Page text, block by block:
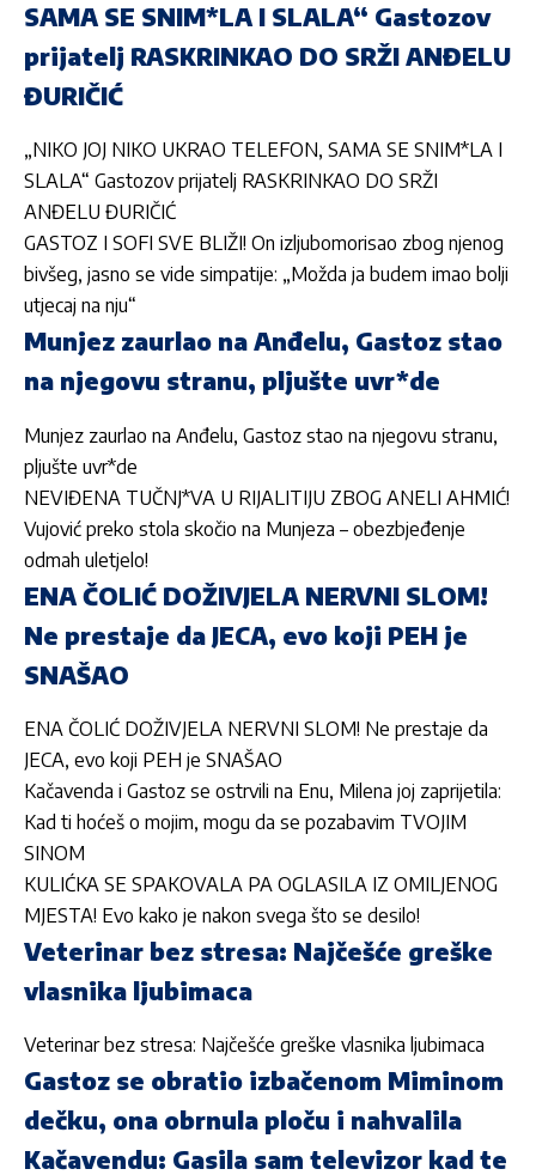
SAMA SE SNIM*LA I SLALA“ Gastozov
prijatelj RASKRINKAO DO SRŽI ANĐELU
ĐURIČIĆ
„NIKO JOJ NIKO UKRAO TELEFON, SAMA SE SNIM*LA I
SLALA“ Gastozov prijatelj RASKRINKAO DO SRŽI
ANĐELU ĐURIČIĆ
GASTOZ I SOFI SVE BLIŽI! On izljubomorisao zbog njenog
bivšeg, jasno se vide simpatije: „Možda ja budem imao bolji
utjecaj na nju“
Munjez zaurlao na Anđelu, Gastoz stao
na njegovu stranu, pljušte uvr*de
Munjez zaurlao na Anđelu, Gastoz stao na njegovu stranu,
pljušte uvr*de
NEVIĐENA TUČNJ*VA U RIJALITIJU ZBOG ANELI AHMIĆ!
Vujović preko stola skočio na Munjeza – obezbjeđenje
odmah uletjelo!
ENA ČOLIĆ DOŽIVJELA NERVNI SLOM!
Ne prestaje da JECA, evo koji PEH je
SNAŠAO
ENA ČOLIĆ DOŽIVJELA NERVNI SLOM! Ne prestaje da
JECA, evo koji PEH je SNAŠAO
Kačavenda i Gastoz se ostrvili na Enu, Milena joj zaprijetila:
Kad ti hoćeš o mojim, mogu da se pozabavim TVOJIM
SINOM
KULIĆKA SE SPAKOVALA PA OGLASILA IZ OMILJENOG
MJESTA! Evo kako je nakon svega što se desilo!
Veterinar bez stresa: Najčešće greške
vlasnika ljubimaca
Veterinar bez stresa: Najčešće greške vlasnika ljubimaca
Gastoz se obratio izbačenom Miminom
dečku, ona obrnula ploču i nahvalila
Kačavendu: Gasila sam televizor kad te